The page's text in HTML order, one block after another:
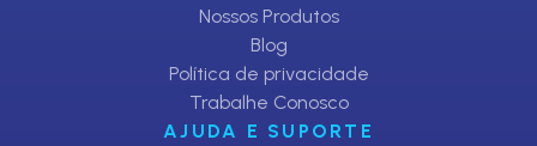
Nossos Produtos
Blog
Política de privacidade
Trabalhe Conosco
AJUDA E SUPORTE